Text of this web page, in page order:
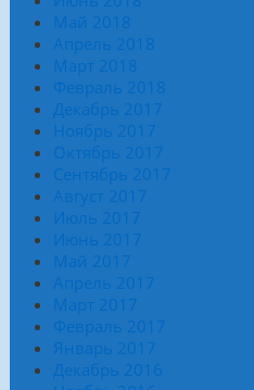
Май 2018
Апрель 2018
Март 2018
Февраль 2018
Декабрь 2017
Ноябрь 2017
Октябрь 2017
Сентябрь 2017
Август 2017
Июль 2017
Июнь 2017
Май 2017
Апрель 2017
Март 2017
Февраль 2017
Январь 2017
Декабрь 2016